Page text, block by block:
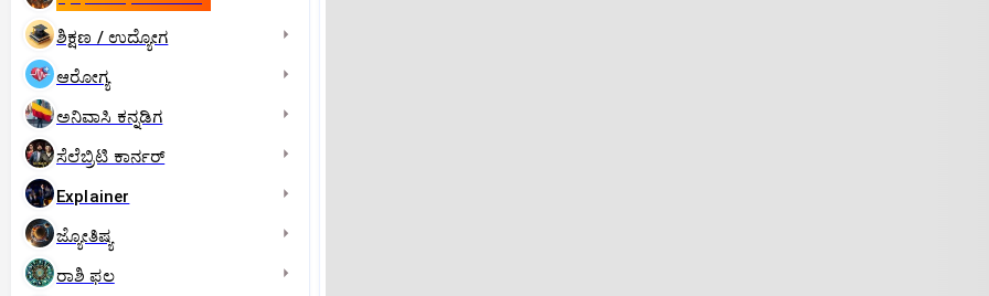
ಶಿಕ್ಷಣ / ಉದ್ಯೋಗ
ಆರೋಗ್ಯ
ಅನಿವಾಸಿ ಕನ್ನಡಿಗ
ಸೆಲೆಬ್ರಿಟಿ ಕಾರ್ನರ್‌
Explainer
ಜ್ಯೋತಿಷ್ಯ
ರಾಶಿ ಫಲ